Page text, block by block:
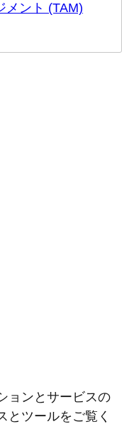
メント (TAM)
ョンとサービスの
とツールをご覧く